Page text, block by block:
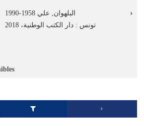
البلهوان, علي‏ 1990-1958
تونس : دار الكتب الوطنية، 2018